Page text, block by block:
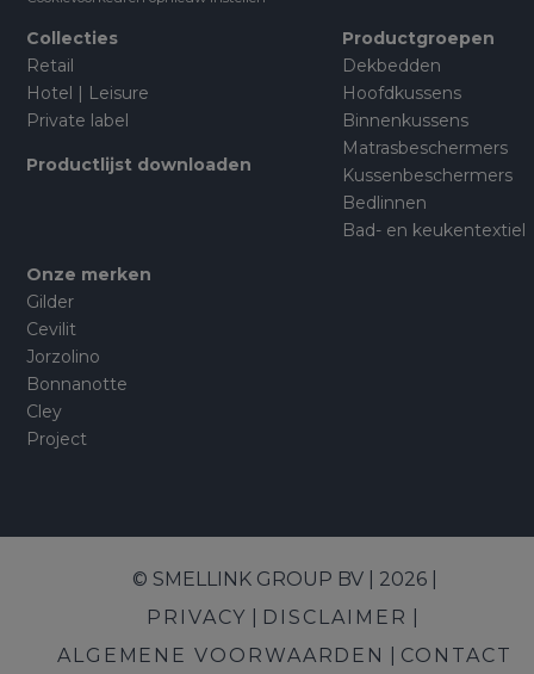
Collecties
Retail
Hotel | Leisure
Private label
Productlijst downloaden
Productgroepen
Dekbedden
Hoofdkussens
Binnenkussens
Matrasbeschermers
Kussenbeschermers
Bedlinnen
Bad- en keukentextiel
Onze merken
Gilder
Cevilit
Jorzolino
Bonnanotte
Cley
Project
© SMELLINK GROUP BV | 2026 |
PRIVACY
DISCLAIMER
ALGEMENE VOORWAARDEN
CONTACT